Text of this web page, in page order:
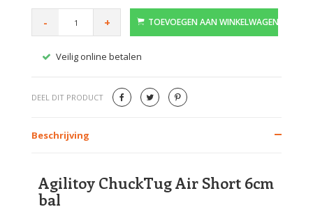
- + TOEVOEGEN AAN WINKELWAGEN
Veilig online betalen
DEEL DIT PRODUCT
Beschrijving
Agilitoy ChuckTug Air Short 6cm
bal